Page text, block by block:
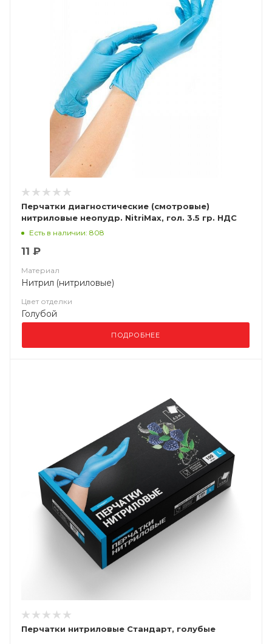
Перчатки диагностические (смотровые)
нитриловые неопудр. NitriMax, гол. 3.5 гр. НДС
(10%)
Есть в наличии: 808
11 ₽
Материал
Нитрил (нитриловые)
Цвет отделки
Голубой
ПОДРОБНЕЕ
Перчатки нитриловые Стандарт, голубые